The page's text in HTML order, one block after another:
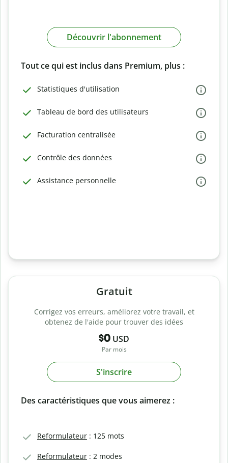
Découvrir l'abonnement
Tout ce qui est inclus dans Premium, plus :
Statistiques d'utilisation
Tableau de bord des utilisateurs
Facturation centralisée
Contrôle des données
Assistance personnelle
Gratuit
Corrigez vos erreurs, améliorez votre travail, et
obtenez de l'aide pour trouver des idées
$0 USD
Par mois
S'inscrire
Des caractéristiques que vous aimerez :
Reformulateur : 125 mots
Reformulateur : 2 modes